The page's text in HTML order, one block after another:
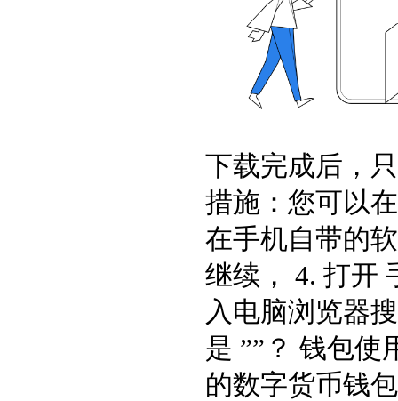
下载完成后，
措施：您可以
在手机自带的
继续， 4. 打开
入电脑浏览器
是 ””？ 钱包使
的数字货币钱